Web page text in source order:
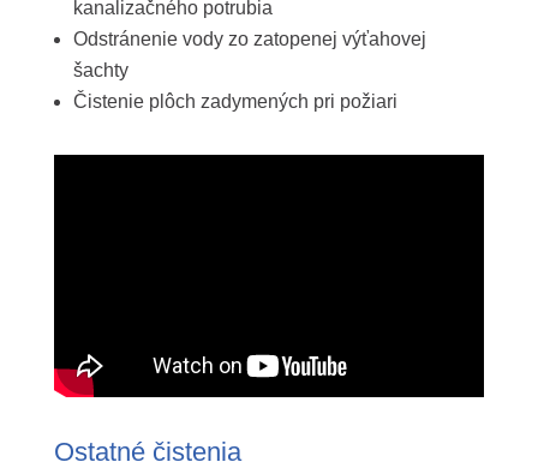
kanalizačného potrubia
Odstránenie vody zo zatopenej výťahovej
šachty
Čistenie plôch zadymených pri požiari
Ostatné čistenia